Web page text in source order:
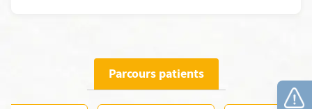
Parcours patients